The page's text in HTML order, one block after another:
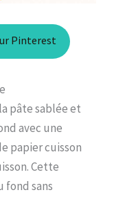
Pinterest
pâte sablée et
avec une
papier cuisson
Cette
fond sans